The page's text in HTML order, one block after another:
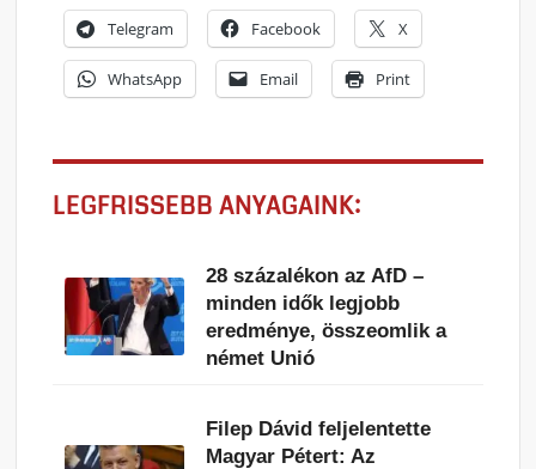
Telegram Facebook X
WhatsApp Email Print
LEGFRISSEBB ANYAGAINK:
28 százalékon az AfD –
minden idők legjobb
eredménye, összeomlik a
német Unió
Filep Dávid feljelentette
Magyar Pétert: Az